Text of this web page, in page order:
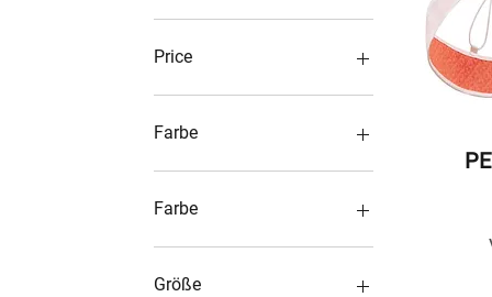
Price
Farbe
Farbe
blau
titanum-jay
Größe